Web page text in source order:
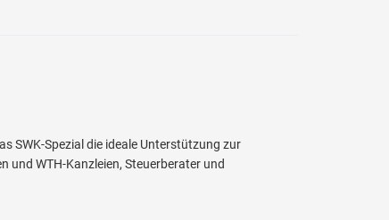
SWK-Spezial die ideale Unterstützung zur
und WTH-Kanzleien, Steuerberater und